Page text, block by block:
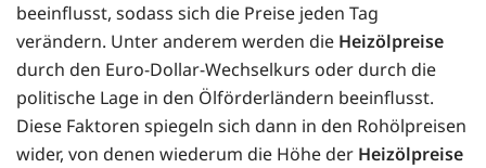
beeinflusst, sodass sich die Preise jeden Tag
verändern. Unter anderem werden die Heizölpreise
durch den Euro-Dollar-Wechselkurs oder durch die
politische Lage in den Ölförderländern beeinflusst.
Diese Faktoren spiegeln sich dann in den Rohölpreisen
wider, von denen wiederum die Höhe der Heizölpreise